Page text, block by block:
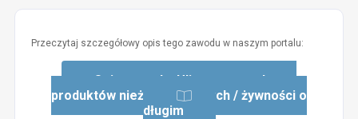
Przeczytaj szczegółowy opis tego zawodu w naszym portalu:
Opis zawodu: Uliczny sprzedawca
produktów nieżywnościowych / żywności o
długim